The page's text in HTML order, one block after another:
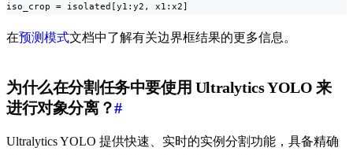
iso_crop = isolated[y1:y2, x1:x2]
在预测模式文档中了解有关边界框结果的更多信息。
为什么在分割任务中要使用 Ultralytics YOLO 来
进行对象分离？#
Ultralytics YOLO 提供快速、实时的实例分割功能，具备精确